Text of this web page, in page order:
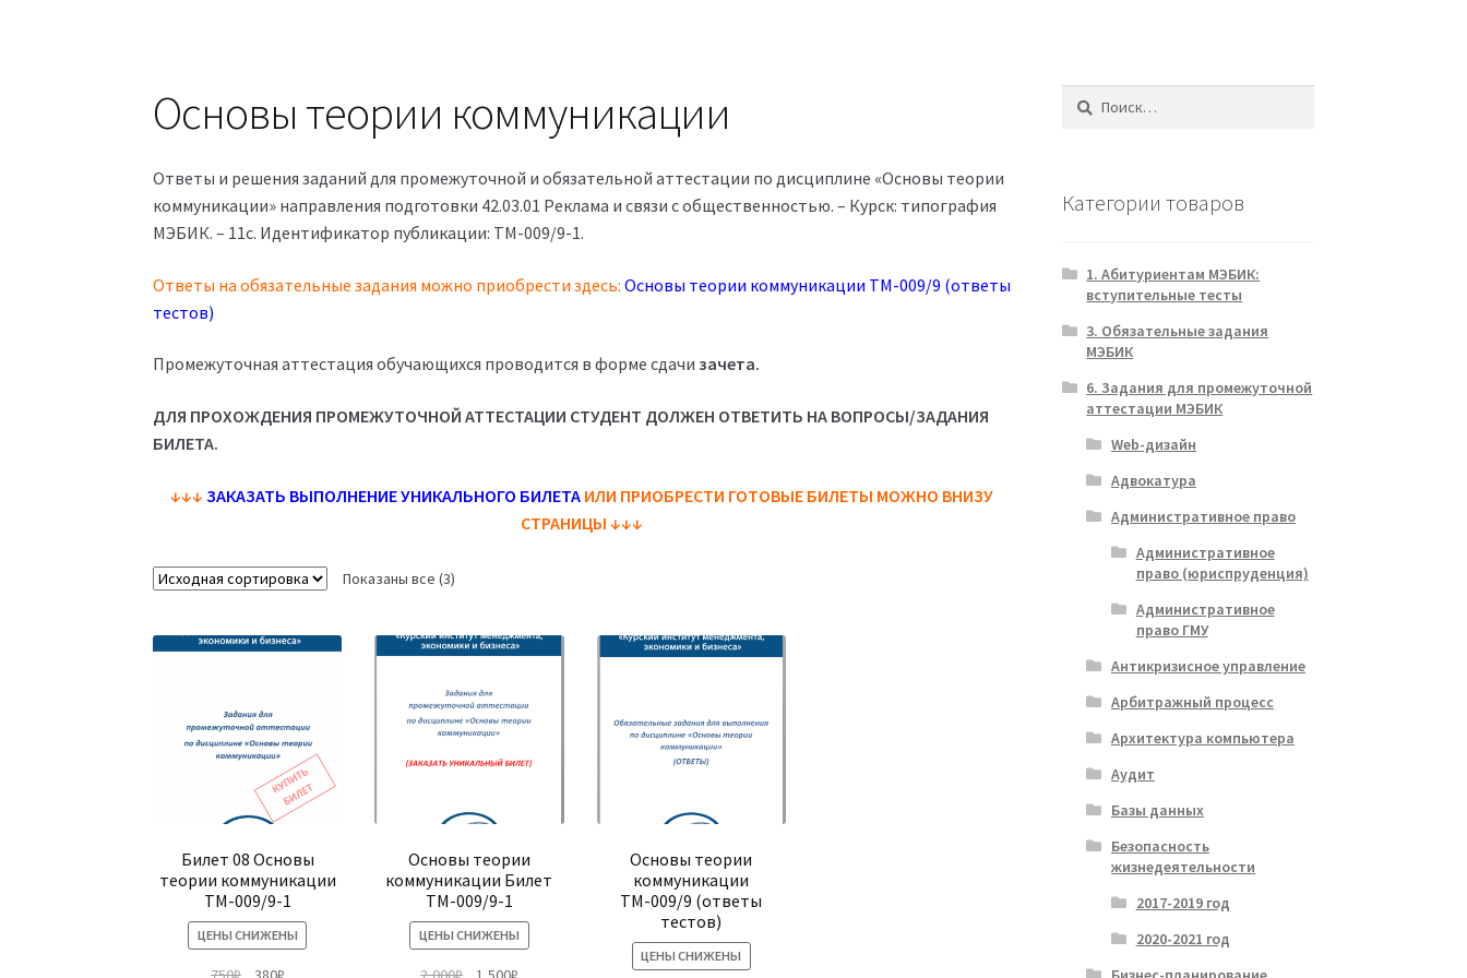
Основы теории коммуникации
Ответы и решения заданий для промежуточной и обязательной аттестации по дисциплине «Основы теории
коммуникации» направления подготовки 42.03.01 Реклама и связи с общественностью. – Курск: типография
МЭБИК. – 11с. Идентификатор публикации: ТМ-009/9-1.
Ответы на обязательные задания можно приобрести здесь: Основы теории коммуникации ТМ-009/9 (ответы
тестов)
Промежуточная аттестация обучающихся проводится в форме сдачи зачета.
ДЛЯ ПРОХОЖДЕНИЯ ПРОМЕЖУТОЧНОЙ АТТЕСТАЦИИ СТУДЕНТ ДОЛЖЕН ОТВЕТИТЬ НА ВОПРОСЫ/ЗАДАНИЯ
БИЛЕТА.
↓↓↓ ЗАКАЗАТЬ ВЫПОЛНЕНИЕ УНИКАЛЬНОГО БИЛЕТА ИЛИ ПРИОБРЕСТИ ГОТОВЫЕ БИЛЕТЫ МОЖНО ВНИЗУ
СТРАНИЦЫ↓↓↓
Показаны все (3)
Билет 08 Основы
теории коммуникации
ТМ-009/9-1
ЦЕНЫ СНИЖЕНЫ
Первоначальная
Текущая
Основы теории
коммуникации Билет
ТМ-009/9-1
ЦЕНЫ СНИЖЕНЫ
Первоначальная
Текущая
Основы теории
коммуникации
ТМ-009/9 (ответы
тестов)
ЦЕНЫ СНИЖЕНЫ
Найти:
Категории товаров
1. Абитуриентам МЭБИК:
вступительные тесты
3. Обязательные задания
МЭБИК
6. Задания для промежуточной
аттестации МЭБИК
Web-дизайн
Адвокатура
Административное право
Административное
право (юриспруденция)
Административное
право ГМУ
Антикризисное управление
Арбитражный процесс
Архитектура компьютера
Аудит
Базы данных
Безопасность
жизнедеятельности
2017-2019 год
2020-2021 год